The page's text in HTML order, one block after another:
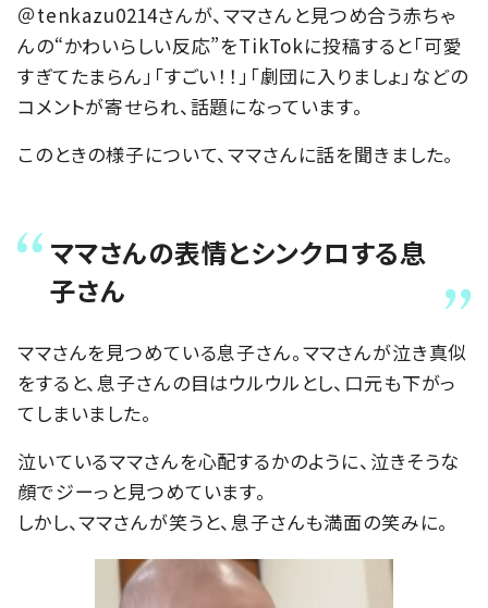
＠tenkazu0214さんが、ママさんと見つめ合う赤ちゃ
んの“かわいらしい反応”をTikTokに投稿すると「可愛
すぎてたまらん」「すごい！！」「劇団に入りましょ」などの
コメントが寄せられ、話題になっています。
このときの様子について、ママさんに話を聞きました。
ママさんの表情とシンクロする息
子さん
ママさんを見つめている息子さん。ママさんが泣き真似
をすると、息子さんの目はウルウルとし、口元も下がっ
てしまいました。
泣いているママさんを心配するかのように、泣きそうな
顔でジーっと見つめています。
しかし、ママさんが笑うと、息子さんも満面の笑みに。